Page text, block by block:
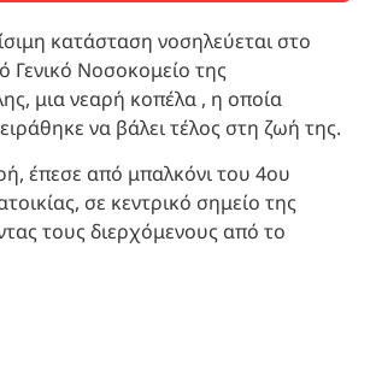
κατάσταση νοσηλεύεται στο
Γενικό Νοσοκομείο της
μια νεαρή κοπέλα , η οποία
να βάλει τέλος στη ζωή της.
έπεσε από μπαλκόνι του 4ου
σε κεντρικό σημείο της
τους διερχόμενους από το